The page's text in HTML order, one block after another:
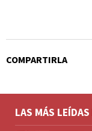
COMPARTIRLA
LAS MÁS